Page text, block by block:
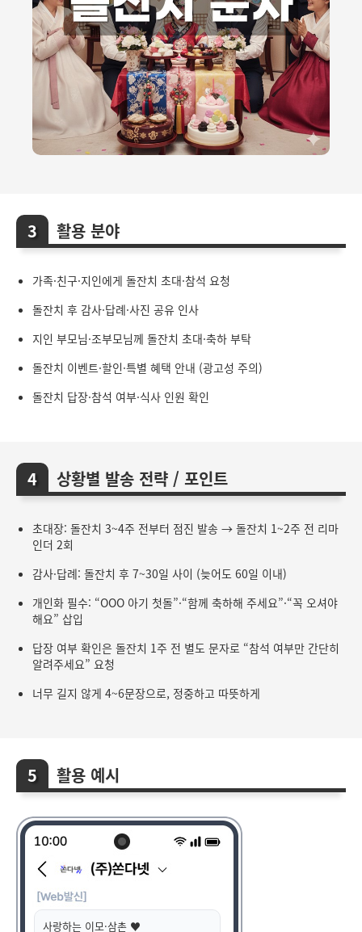
활용 분야
가족·친구·지인에게 돌잔치 초대·참석 요청
돌잔치 후 감사·답례·사진 공유 인사
지인 부모님·조부모님께 돌잔치 초대·축하 부탁
돌잔치 이벤트·할인·특별 혜택 안내 (광고성 주의)
돌잔치 답장·참석 여부·식사 인원 확인
상황별 발송 전략 / 포인트
초대장: 돌잔치 3~4주 전부터 점진 발송 → 돌잔치 1~2주 전 리마
인더 2회
감사·답례: 돌잔치 후 7~30일 사이 (늦어도 60일 이내)
개인화 필수: “OOO 아기 첫돌”·“함께 축하해 주세요”·“꼭 오셔야
해요” 삽입
답장 여부 확인은 돌잔치 1주 전 별도 문자로 “참석 여부만 간단히
알려주세요” 요청
너무 길지 않게 4~6문장으로, 정중하고 따뜻하게
활용 예시
사랑하는 이모·삼촌 ♥